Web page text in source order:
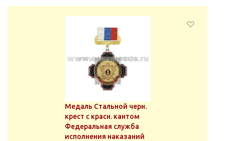
Медаль Стальной черн.
крест с красн. кантом
Федеральная служба
исполнения наказаний